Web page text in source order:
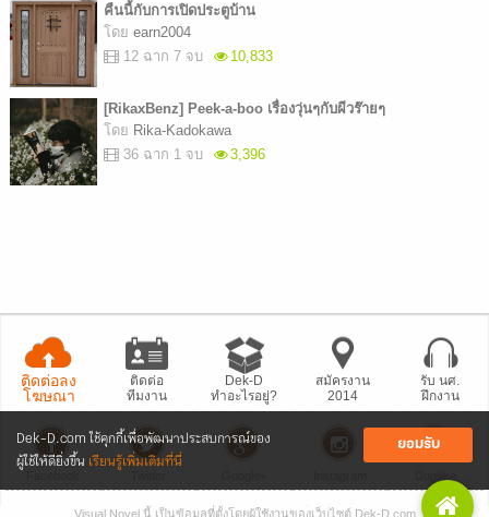
Dek-D.com ใช้คุกกี้เพื่อพัฒนาประสบการณ์ของ
ผู้ใช้ให้ดียิ่งขึ้น เรียนรู้เพิ่มเติมที่นี่
ยอมรับ
คืนนี้กับการเปิดประตูบ้าน
โดย earn2004
12 ฉาก 7 จบ
10,833
[RikaxBenz] Peek-a-boo เรื่องวุ่นๆกับผีวร๊ายๆ
โดย Rika-Kadokawa
36 ฉาก 1 จบ
3,396
ติดต่อลง
โฆษณา
ติดต่อ
ทีมงาน
Dek-D
ทำอะไรอยู่?
สมัครงาน
2014
รับ นศ.
ฝึกงาน
• แจ้งปัญหาเว็บไซต์ • Dek-D เป็นข่าว • เที่ยวออฟฟิศ Dek-D
Visual Novel นี้ เป็นข้อมูลที่ตั้งโดยผู้ใช้งานของเว็บไซต์ Dek-D.com